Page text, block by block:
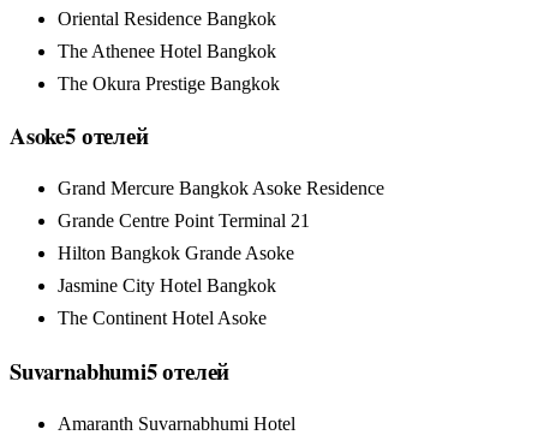
Oriental Residence Bangkok
The Athenee Hotel Bangkok
The Okura Prestige Bangkok
Asoke5отелей
Grand Mercure Bangkok Asoke Residence
Grande Centre Point Terminal 21
Hilton Bangkok Grande Asoke
Jasmine City Hotel Bangkok
The Continent Hotel Asoke
Suvarnabhumi5отелей
Amaranth Suvarnabhumi Hotel